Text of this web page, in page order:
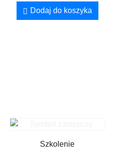
Dodaj do koszyka
Szkolenie